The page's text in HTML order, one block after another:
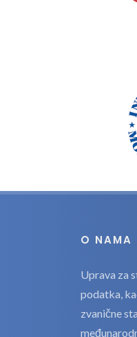
O NAMA
Uprava za
podatka,
zvanične